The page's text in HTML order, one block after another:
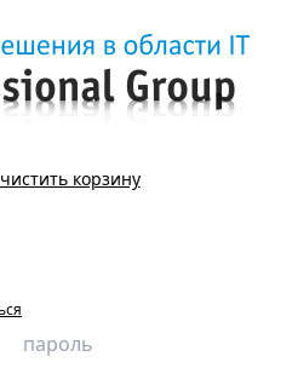
корзину